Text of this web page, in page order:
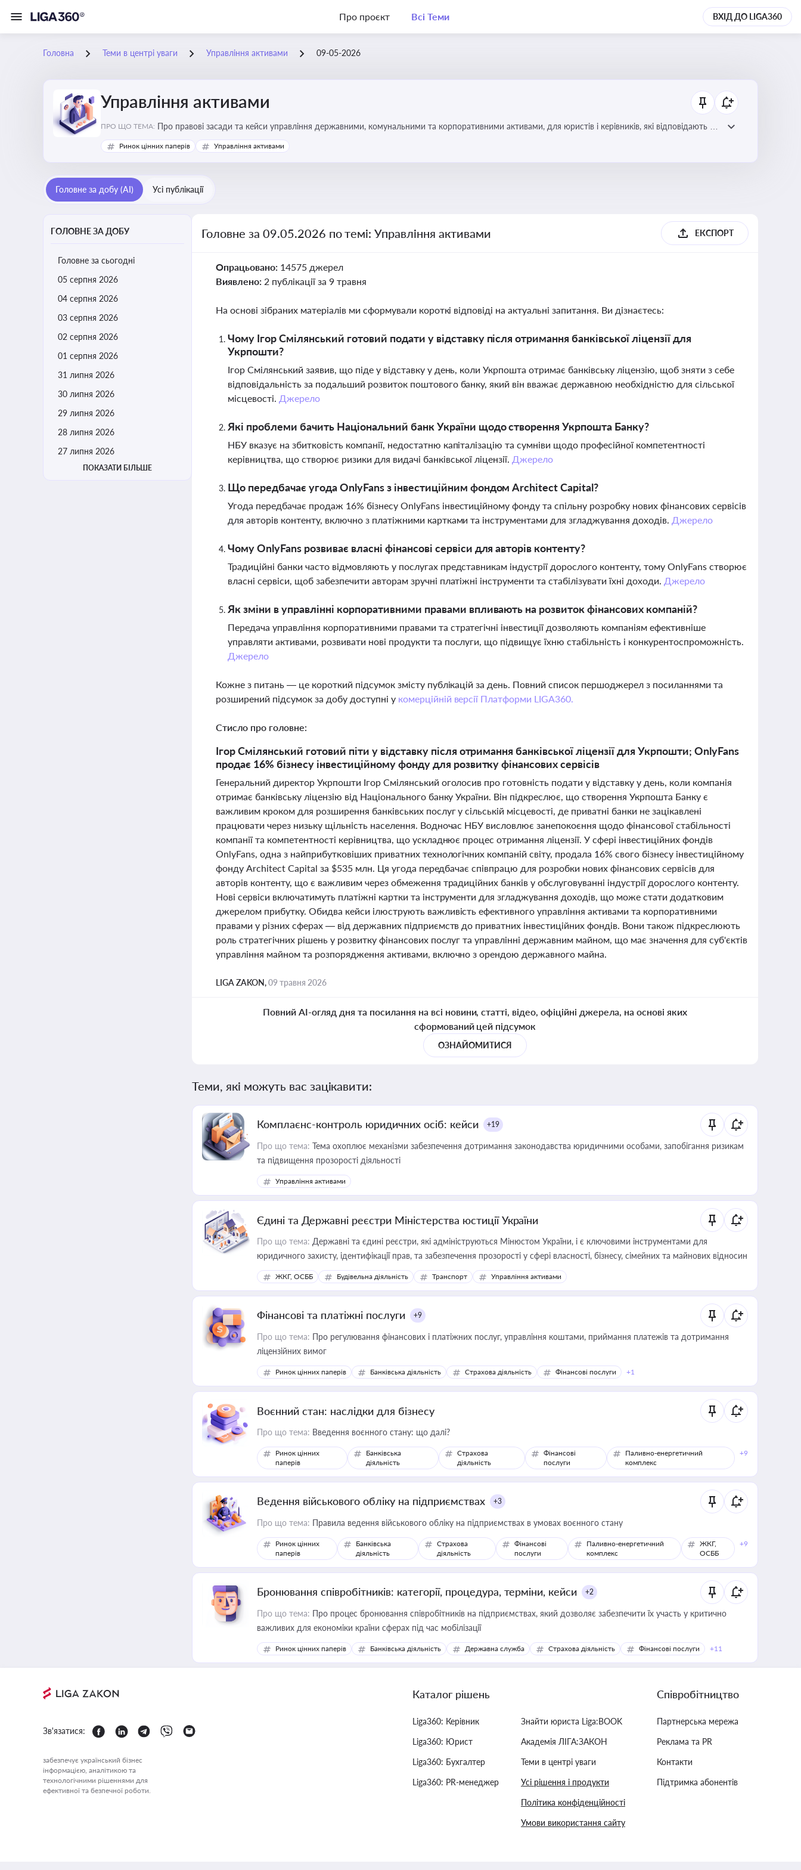
Про проєкт Всі Теми ВХІД ДО LIGA360
Головна Теми в центрі уваги Управління активами 09-05-2026
Управління активами
ПРО ЩО ТЕМА: Про правові засади та кейси управління державними, комунальними та корпоративними активами, для юристів і керівників, які відповідають за
збереження та ефективне використання майна підприємств і держави
Ринок цінних паперів Управління активами
Головне за добу (AI) Усі публікації
ГОЛОВНЕ ЗА ДОБУ
Головне за сьогодні
05 серпня 2026
04 серпня 2026
03 серпня 2026
02 серпня 2026
01 серпня 2026
31 липня 2026
30 липня 2026
29 липня 2026
28 липня 2026
27 липня 2026
ПОКАЗАТИ БІЛЬШЕ
Головне за 09.05.2026 по темі: Управління активами ЕКСПОРТ
Опрацьовано: 14575 джерел
Виявлено: 2 публікації за 9 травня
На основі зібраних матеріалів ми сформували короткі відповіді на актуальні запитання. Ви дізнаєтесь:
Чому Ігор Смілянський готовий подати у відставку після отримання банківської ліцензії для
Укрпошти?
Ігор Смілянський заявив, що піде у відставку у день, коли Укрпошта отримає банківську ліцензію, щоб зняти з себе
відповідальність за подальший розвиток поштового банку, який він вважає державною необхідністю для сільської
місцевості. Джерело
Які проблеми бачить Національний банк України щодо створення Укрпошта Банку?
НБУ вказує на збитковість компанії, недостатню капіталізацію та сумніви щодо професійної компетентності
керівництва, що створює ризики для видачі банківської ліцензії. Джерело
Що передбачає угода OnlyFans з інвестиційним фондом Architect Capital?
Угода передбачає продаж 16% бізнесу OnlyFans інвестиційному фонду та спільну розробку нових фінансових сервісів
для авторів контенту, включно з платіжними картками та інструментами для згладжування доходів. Джерело
Чому OnlyFans розвиває власні фінансові сервіси для авторів контенту?
Традиційні банки часто відмовляють у послугах представникам індустрії дорослого контенту, тому OnlyFans створює
власні сервіси, щоб забезпечити авторам зручні платіжні інструменти та стабілізувати їхні доходи. Джерело
Як зміни в управлінні корпоративними правами впливають на розвиток фінансових компаній?
Передача управління корпоративними правами та стратегічні інвестиції дозволяють компаніям ефективніше
управляти активами, розвивати нові продукти та послуги, що підвищує їхню стабільність і конкурентоспроможність.
Джерело
Кожне з питань — це короткий підсумок змісту публікацій за день. Повний список першоджерел з посиланнями та
розширений підсумок за добу доступні у комерційній версії Платформи LIGA360.
Стисло про головне:
Ігор Смілянський готовий піти у відставку після отримання банківської ліцензії для Укрпошти; OnlyFans
продає 16% бізнесу інвестиційному фонду для розвитку фінансових сервісів
Генеральний директор Укрпошти Ігор Смілянський оголосив про готовність подати у відставку у день, коли компанія
отримає банківську ліцензію від Національного банку України. Він підкреслює, що створення Укрпошта Банку є
важливим кроком для розширення банківських послуг у сільській місцевості, де приватні банки не зацікавлені
працювати через низьку щільність населення. Водночас НБУ висловлює занепокоєння щодо фінансової стабільності
компанії та компетентності керівництва, що ускладнює процес отримання ліцензії. У сфері інвестиційних фондів
OnlyFans, одна з найприбутковіших приватних технологічних компаній світу, продала 16% свого бізнесу інвестиційному
фонду Architect Capital за $535 млн. Ця угода передбачає співпрацю для розробки нових фінансових сервісів для
авторів контенту, що є важливим через обмеження традиційних банків у обслуговуванні індустрії дорослого контенту.
Нові сервіси включатимуть платіжні картки та інструменти для згладжування доходів, що може стати додатковим
джерелом прибутку. Обидва кейси ілюструють важливість ефективного управління активами та корпоративними
правами у різних сферах — від державних підприємств до приватних інвестиційних фондів. Вони також підкреслюють
роль стратегічних рішень у розвитку фінансових послуг та управлінні державним майном, що має значення для суб'єктів
управління майном та розпорядження активами, включно з орендою державного майна.
LIGA ZAKON,09 травня 2026
Повний AI-огляд дня та посилання на всі новини, статті, відео, офіційні джерела, на основі яких
сформований цей підсумок
ОЗНАЙОМИТИСЯ
Теми, які можуть вас зацікавити:
Комплаєнс-контроль юридичних осіб: кейси +19
Про що тема: Тема охоплює механізми забезпечення дотримання законодавства юридичними особами, запобігання ризикам
та підвищення прозорості діяльності
Управління активами
Єдині та Державні реєстри Міністерства юстиції України
Про що тема: Державні та єдині реєстри, які адмініструються Мінюстом України, і є ключовими інструментами для
юридичного захисту, ідентифікації прав, та забезпечення прозорості у сфері власності, бізнесу, сімейних та майнових відносин
ЖКГ, ОСББ Будівельна діяльність Транспорт Управління активами
Фінансові та платіжні послуги +9
Про що тема: Про регулювання фінансових і платіжних послуг, управління коштами, приймання платежів та дотримання
ліцензійних вимог
Ринок цінних паперів Банківська діяльність Страхова діяльність Фінансові послуги +1
Воєнний стан: наслідки для бізнесу
Про що тема: Введення воєнного стану: що далі?
Ринок цінних
паперів
Банківська
діяльність
Страхова
діяльність
Фінансові
послуги
Паливно-енергетичний
комплекс
+9
Ведення військового обліку на підприємствах +3
Про що тема: Правила ведення військового обліку на підприємствах в умовах воєнного стану
Ринок цінних
паперів
Банківська
діяльність
Страхова
діяльність
Фінансові
послуги
Паливно-енергетичний
комплекс
ЖКГ,
ОСББ
+9
Бронювання співробітників: категорії, процедура, терміни, кейси +2
Про що тема: Про процес бронювання співробітників на підприємствах, який дозволяє забезпечити їх участь у критично
важливих для економіки країни сферах під час мобілізації
Ринок цінних паперів Банківська діяльність Державна служба Страхова діяльність Фінансові послуги +11
Зв'язатися:
забезпечує український бізнес
інформацією, аналітикою та
технологічними рішеннями для
ефективної та безпечної роботи.
Каталог рішень
Liga360: Керівник
Liga360: Юрист
Liga360: Бухгалтер
Liga360: PR-менеджер
Знайти юриста Liga:BOOK
Академія ЛІГА:ЗАКОН
Теми в центрі уваги
Усі рішення і продукти
Політика конфіденційності
Умови використання сайту
Співробітництво
Партнерська мережа
Реклама та PR
Контакти
Підтримка абонентів